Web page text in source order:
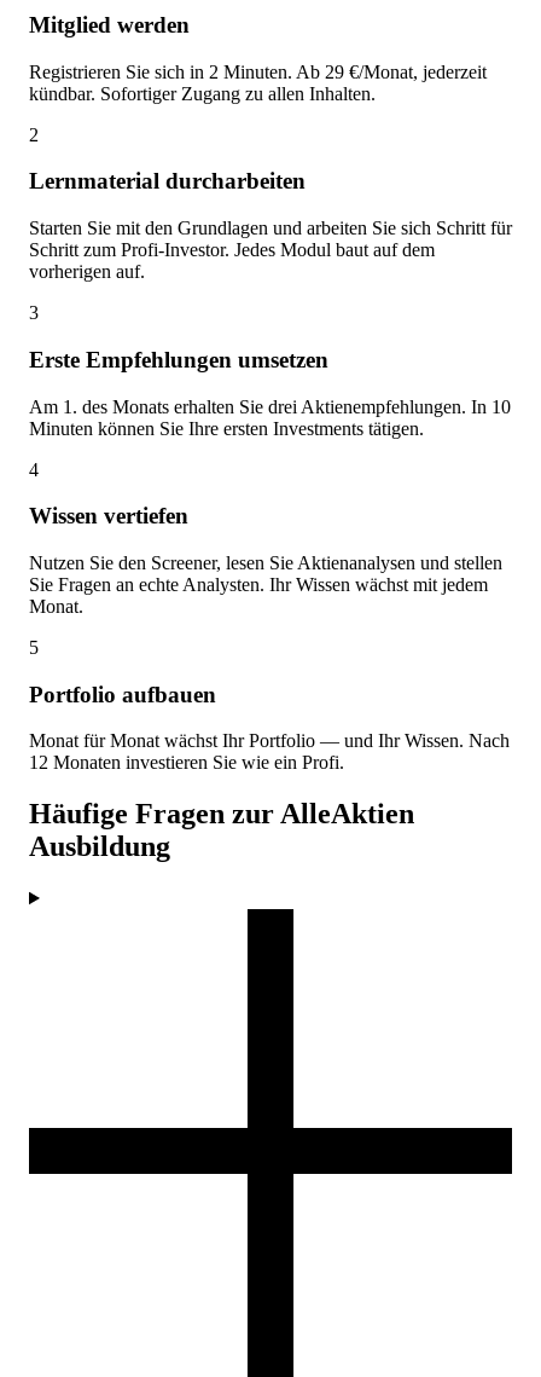
Mitglied werden
Registrieren Sie sich in 2 Minuten. Ab 29 €/Monat, jederzeit
kündbar. Sofortiger Zugang zu allen Inhalten.
2
Lernmaterial durcharbeiten
Starten Sie mit den Grundlagen und arbeiten Sie sich Schritt für
Schritt zum Profi-Investor. Jedes Modul baut auf dem
vorherigen auf.
3
Erste Empfehlungen umsetzen
Am 1. des Monats erhalten Sie drei Aktienempfehlungen. In 10
Minuten können Sie Ihre ersten Investments tätigen.
4
Wissen vertiefen
Nutzen Sie den Screener, lesen Sie Aktienanalysen und stellen
Sie Fragen an echte Analysten. Ihr Wissen wächst mit jedem
Monat.
5
Portfolio aufbauen
Monat für Monat wächst Ihr Portfolio — und Ihr Wissen. Nach
12 Monaten investieren Sie wie ein Profi.
Häufige Fragen zur AlleAktien
Ausbildung